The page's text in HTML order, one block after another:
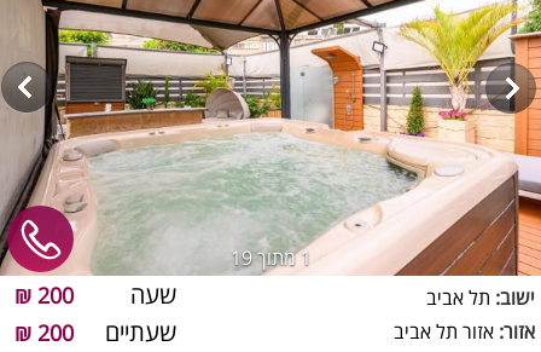
1מתוך 19
שעה 200 ₪
שעתיים 200 ₪
ישוב: תל אביב
אזור: אזור תל אביב